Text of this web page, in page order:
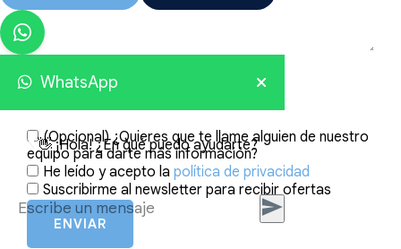
(Opcional) ¿Quieres que te llame alguien de nuestro
equipo para darte más información?
He leído y acepto la política de privacidad
Suscribirme al newsletter para recibir ofertas
ENVIAR
WhatsApp
👋 ¡Hola! ¿En qué puedo ayudarte?